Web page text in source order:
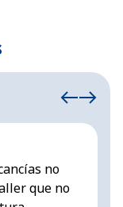
no
que no